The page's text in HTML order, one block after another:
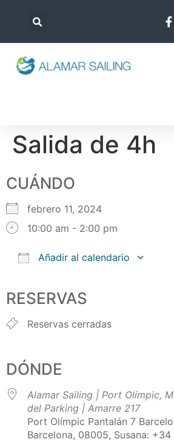
Salida de 4h
CUÁNDO
febrero 11, 2024
10:00 am - 2:00 pm
Añadir al calendario
RESERVAS
Reservas cerradas
DÓNDE
Alamar Sailing | Port Olímpic,
del Parking | Amarre 217
Port Olímpic Pantalán 7
Barcelona, 08005, Susana: